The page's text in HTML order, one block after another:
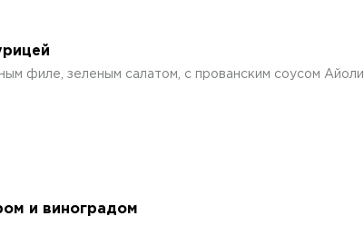
филе, зеленым салатом, с прованским соусом Айоли
и виноградом